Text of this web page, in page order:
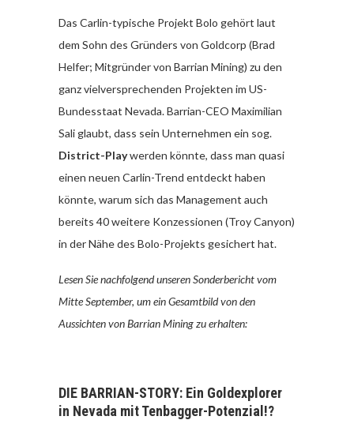
Das Carlin-typische Projekt Bolo gehört laut
dem Sohn des Gründers von Goldcorp (Brad
Helfer; Mitgründer von Barrian Mining) zu den
ganz vielversprechenden Projekten im US-
Bundesstaat Nevada. Barrian-CEO Maximilian
Sali glaubt, dass sein Unternehmen ein sog.
District-Playwerden könnte, dass man quasi
einen neuen Carlin-Trend entdeckt haben
könnte, warum sich das Management auch
bereits 40 weitere Konzessionen (Troy Canyon)
in der Nähe des Bolo-Projekts gesichert hat.
Lesen Sie nachfolgend unseren Sonderbericht vom
Mitte September, um ein Gesamtbild von den
Aussichten von Barrian Mining zu erhalten:
DIE BARRIAN-STORY: Ein Goldexplorer
in Nevada mit Tenbagger-Potenzial!?